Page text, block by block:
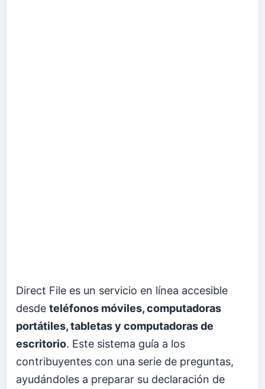
Direct File es un servicio en línea accesible
desde teléfonos móviles, computadoras
portátiles, tabletas y computadoras de
escritorio. Este sistema guía a los
contribuyentes con una serie de preguntas,
ayudándoles a preparar su declaración de